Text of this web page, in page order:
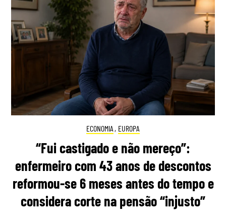
ECONOMIA , EUROPA
“Fui castigado e não mereço”:
enfermeiro com 43 anos de descontos
reformou-se 6 meses antes do tempo e
considera corte na pensão “injusto”